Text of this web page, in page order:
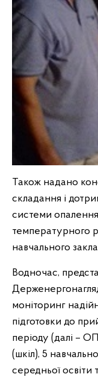
Також надано
складання і
системи
температурного
навчального
Водночас,
моніторинг
підготовки до
періоду (далі –
(шкіл), 5
середньої освіти